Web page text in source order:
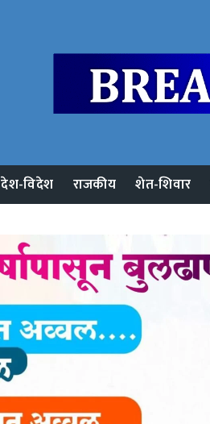
देश-विदेश राजकीय शेत-शिवार